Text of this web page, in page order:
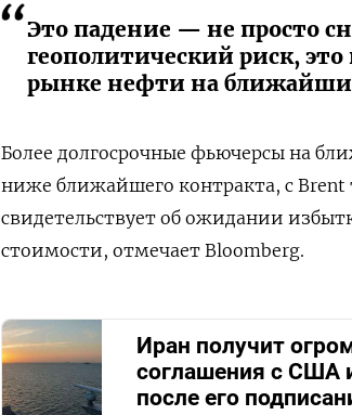
Это падение — не просто
геополитический риск,
рынке нефти на
Более долгосрочные фьючерсы на
ниже ближайшего контракта, с Brent
свидетельствует об ожидании
стоимости, отмечает Bloomberg.
Иран получит
соглашения с США
после его